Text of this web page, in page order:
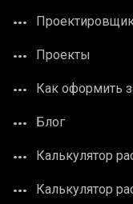
Проекты
Как оформить
Блог
Калькулятор
Калькулятор